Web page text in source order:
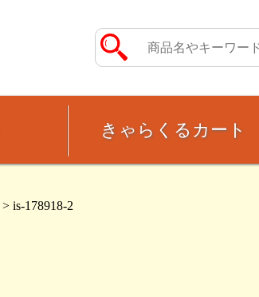
きゃらくるカート
> is-178918-2